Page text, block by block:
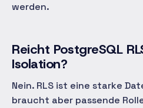
werden.
Reicht PostgreSQL
Isolation?
Nein. RLS ist eine starke
braucht aber passende